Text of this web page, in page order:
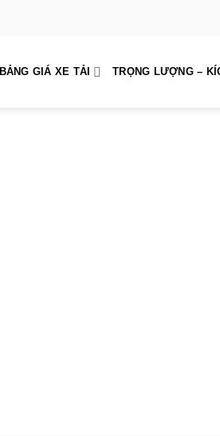
BẢNG GIÁ XE TẢI TRỌNG LƯỢNG –